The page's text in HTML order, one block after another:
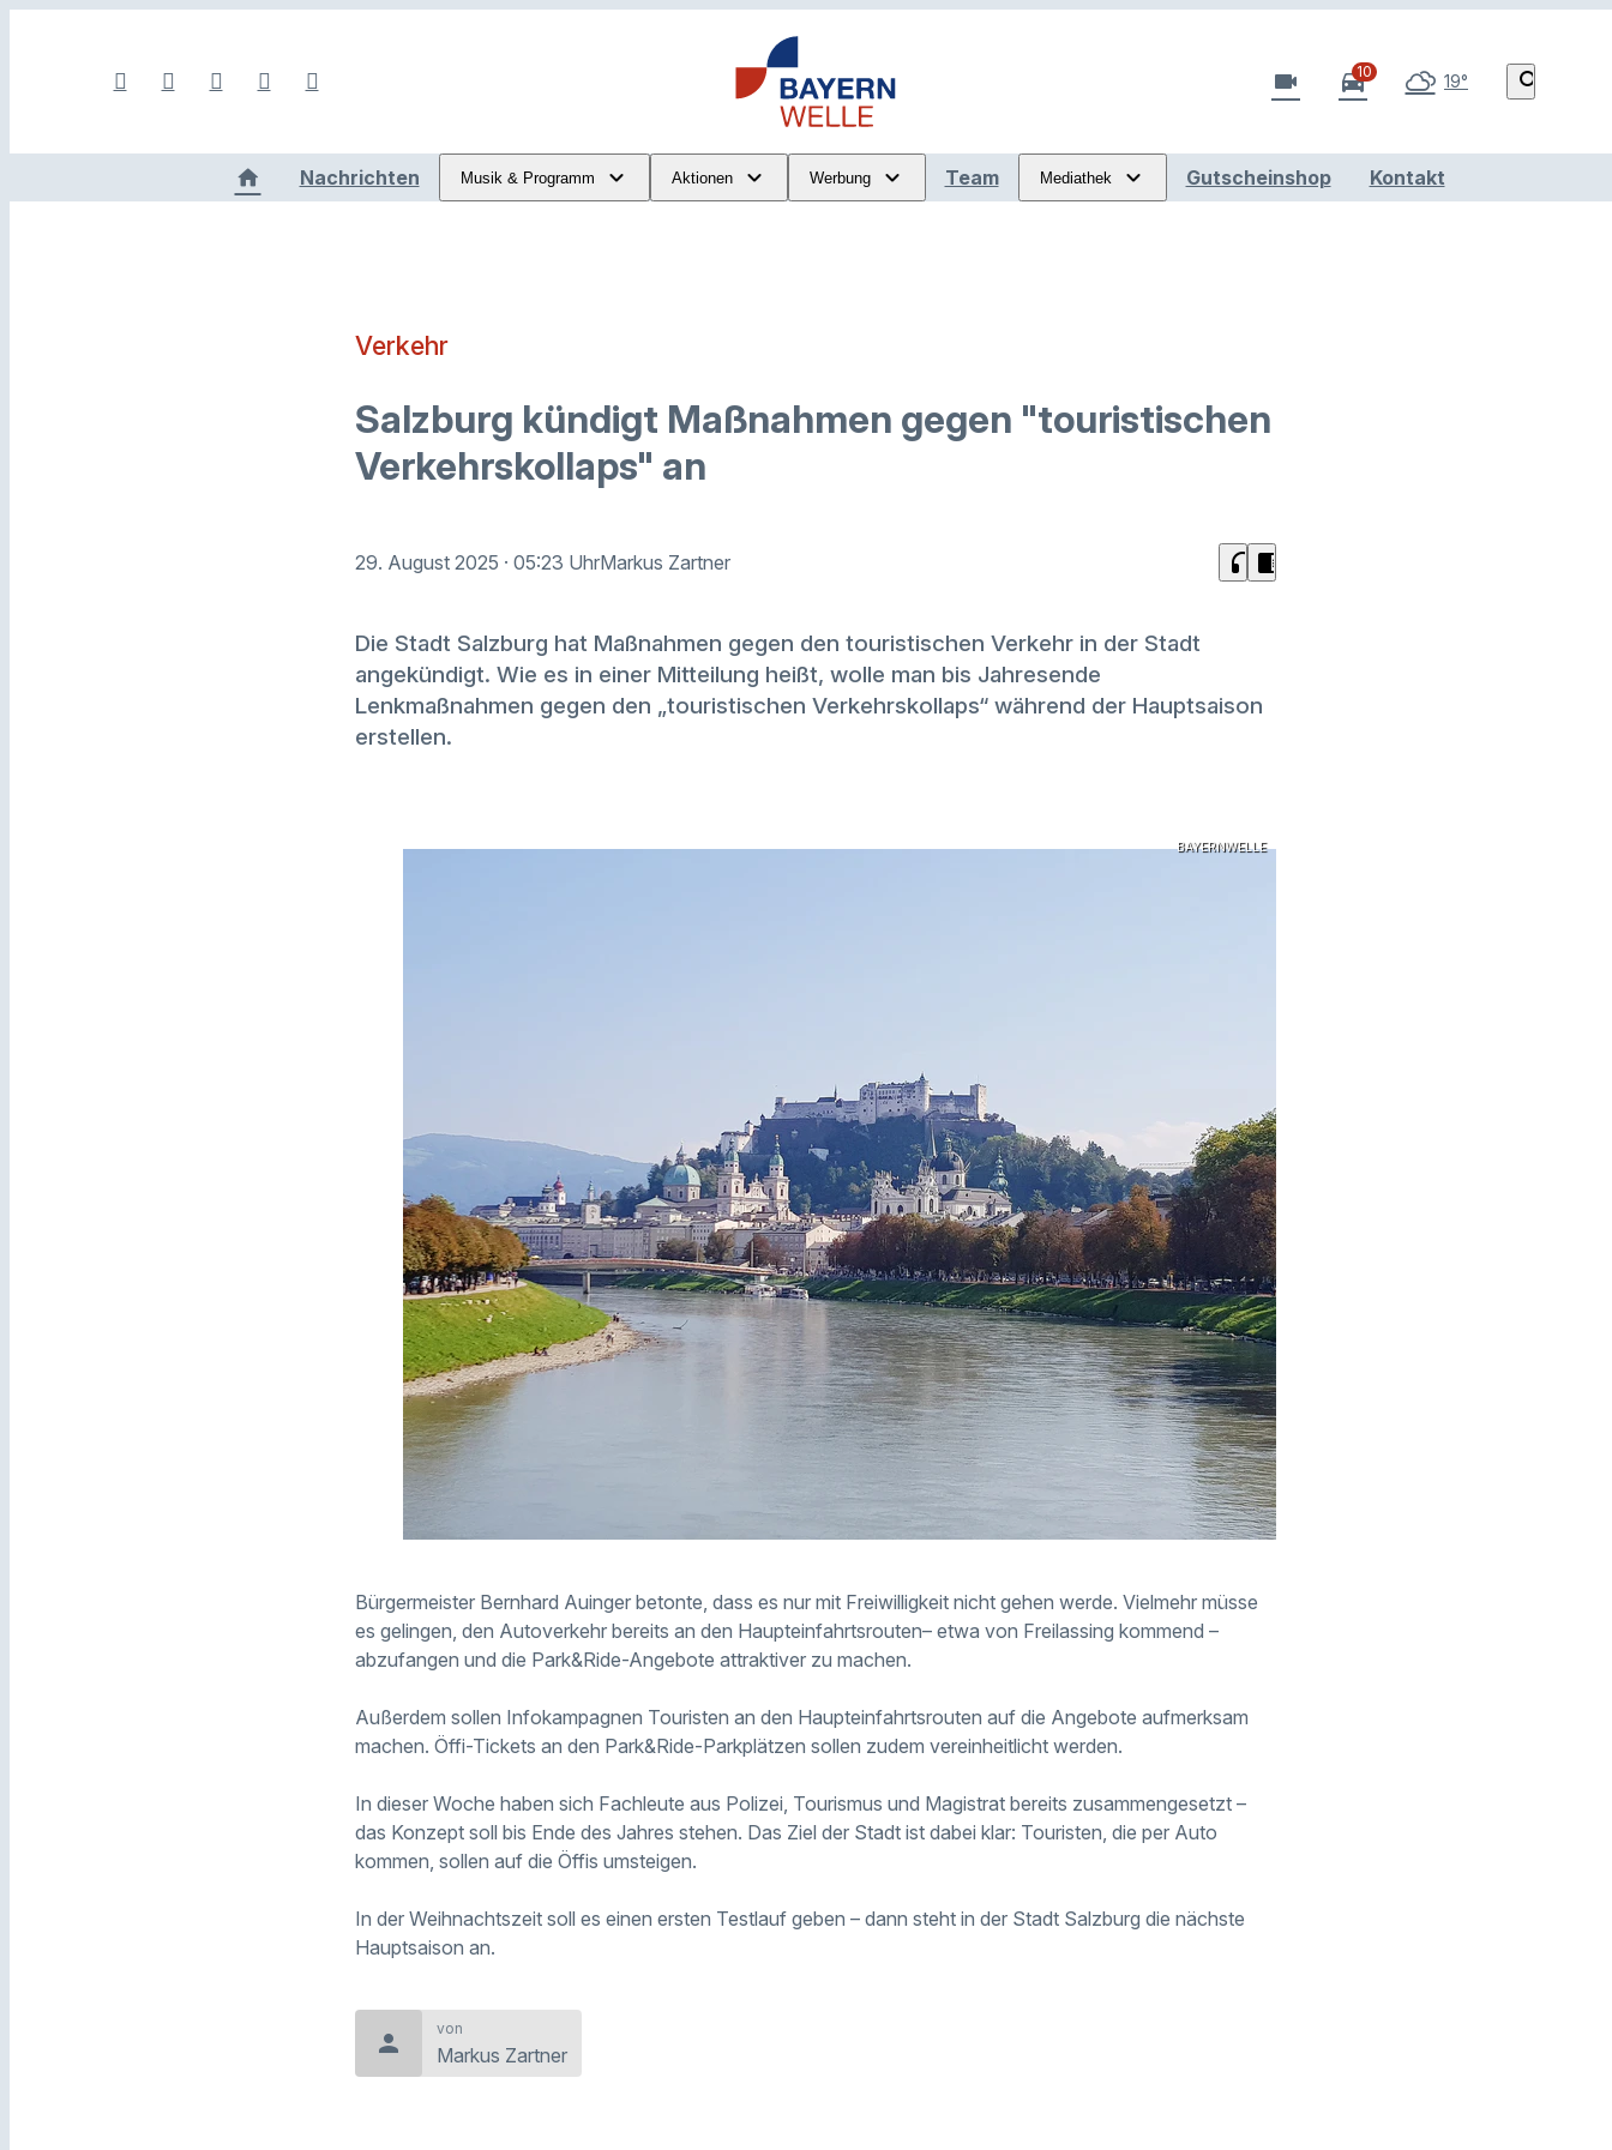
videocam directions_car
10 19° search
Nachrichten Musik & Programm Aktionen Werbung Team Mediathek Gutscheinshop Kontakt
Verkehr
Salzburg kündigt Maßnahmen gegen "touristischen
Verkehrskollaps" an
29. August 2025 · 05:23 UhrMarkus Zartner headphones chrome_reader_mode
Die Stadt Salzburg hat Maßnahmen gegen den touristischen Verkehr in der Stadt
angekündigt. Wie es in einer Mitteilung heißt, wolle man bis Jahresende
Lenkmaßnahmen gegen den „touristischen Verkehrskollaps“ während der Hauptsaison
erstellen.
BAYERNWELLE
Bürgermeister Bernhard Auinger betonte, dass es nur mit Freiwilligkeit nicht gehen werde. Vielmehr müsse
es gelingen, den Autoverkehr bereits an den Haupteinfahrtsrouten– etwa von Freilassing kommend –
abzufangen und die Park&Ride-Angebote attraktiver zu machen.
Außerdem sollen Infokampagnen Touristen an den Haupteinfahrtsrouten auf die Angebote aufmerksam
machen. Öffi-Tickets an den Park&Ride-Parkplätzen sollen zudem vereinheitlicht werden.
In dieser Woche haben sich Fachleute aus Polizei, Tourismus und Magistrat bereits zusammengesetzt –
das Konzept soll bis Ende des Jahres stehen. Das Ziel der Stadt ist dabei klar: Touristen, die per Auto
kommen, sollen auf die Öffis umsteigen.
In der Weihnachtszeit soll es einen ersten Testlauf geben – dann steht in der Stadt Salzburg die nächste
Hauptsaison an.
person
von
Markus Zartner